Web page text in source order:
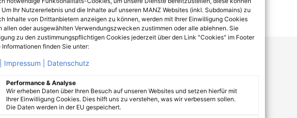
Ihr Nutzererlebnis und die Inhalte auf unseren MANZ Websites (inkl. Subdomains) zu
Inhalte von Drittanbietern anzeigen zu können, werden mit Ihrer Einwilligung Cookies
allen oder ausgewählten Verwendungszwecken zustimmen oder alle ablehnen. Sie
zu den zustimmungspflichtigen Cookies jederzeit über den Link "Cookies" im Footer
finden Sie unter:
Impressum | Datenschutz
Performance & Analyse
Wir erheben Daten über Ihren Besuch auf unseren Websites und setzen hierfür mit
Ihrer Einwilligung Cookies. Dies hilft uns zu verstehen, was wir verbessern sollen.
Die Daten werden in der EU gespeichert.